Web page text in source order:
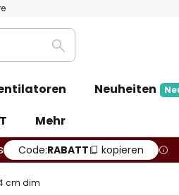
Suche
Neuheiten
Mehr
Code:RABATT kopieren
cm dim